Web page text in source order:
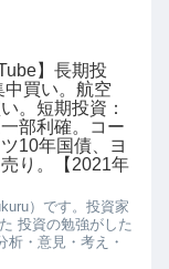
】長期投
買い。航空
。短期投資：
部利確。コー
10年国債、ヨ
り。【2021年
）です。投資家
投資の勉強がした
析・意見・考え・